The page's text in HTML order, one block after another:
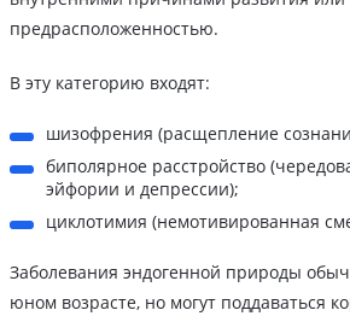
предрасположенностью.
В эту категорию входят:
шизофрения (расщепление
биполярное расстройство
эйфории и депрессии);
циклотимия (немотивированная
Заболевания эндогенной природы
юном возрасте, но могут поддаваться